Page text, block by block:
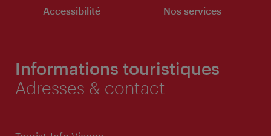
Accessibilité Nos services
Informations touristiques
Adresses & contact